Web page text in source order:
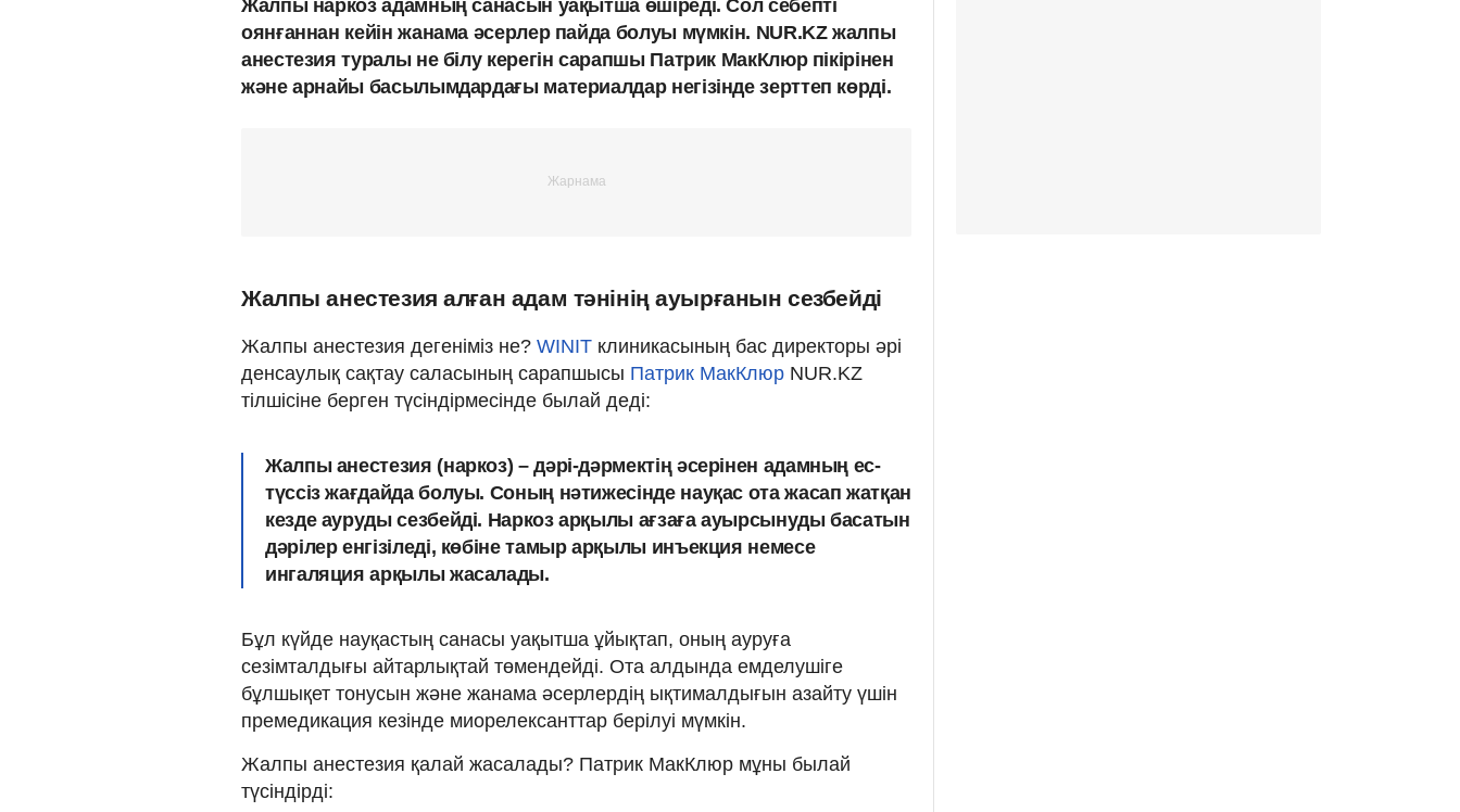
Жалпы наркоз адамның санасын уақытша өшіреді. Сол себепті
оянғаннан кейін жанама әсерлер пайда болуы мүмкін. NUR.KZ жалпы
анестезия туралы не білу керегін сарапшы Патрик МакКлюр пікірінен
және арнайы басылымдардағы материалдар негізінде зерттеп көрді.
Жалпы анестезия алған адам тәнінің ауырғанын сезбейді
Жалпы анестезия дегеніміз не? WINIT клиникасының бас директоры әрі
денсаулық сақтау саласының сарапшысы Патрик МакКлюр NUR.KZ
тілшісіне берген түсіндірмесінде былай деді:
Жалпы анестезия (наркоз) – дәрі-дәрмектің әсерінен адамның ес-
түссіз жағдайда болуы. Соның нәтижесінде науқас ота жасап жатқан
кезде ауруды сезбейді. Наркоз арқылы ағзаға ауырсынуды басатын
дәрілер енгізіледі, көбіне тамыр арқылы инъекция немесе
ингаляция арқылы жасалады.
Бұл күйде науқастың санасы уақытша ұйықтап, оның ауруға
сезімталдығы айтарлықтай төмендейді. Ота алдында емделушіге
бұлшықет тонусын және жанама әсерлердің ықтималдығын азайту үшін
премедикация кезінде миорелексанттар берілуі мүмкін.
Жалпы анестезия қалай жасалады? Патрик МакКлюр мұны былай
түсіндірді: